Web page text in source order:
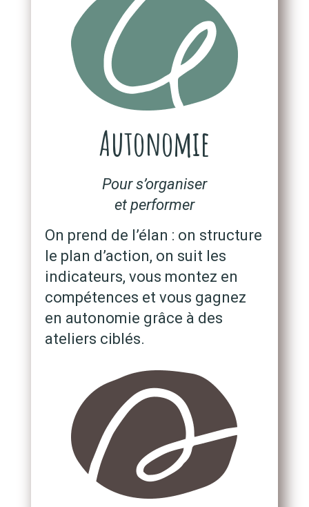
Autonomie
Pour s’organiser
et performer
On prend de l’élan : on structure
le plan d’action, on suit les
indicateurs, vous montez en
compétences et vous gagnez
en autonomie grâce à des
ateliers ciblés.